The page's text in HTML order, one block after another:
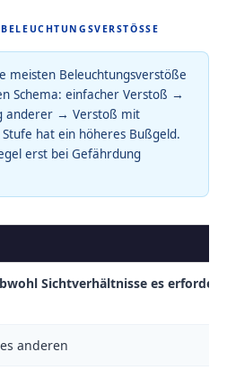
meisten Beleuchtungsverstöße
Schema: einfacher Verstoß →
anderer → Verstoß mit
Stufe hat ein höheres Bußgeld.
erst bei Gefährdung
Sichtverhältnisse es
anderen